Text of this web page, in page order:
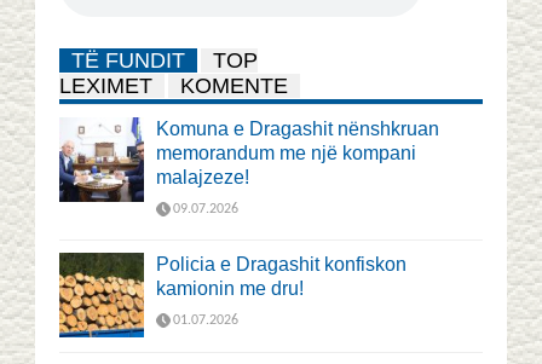
TË FUNDIT
TOP
LEXIMET
KOMENTE
Komuna e Dragashit nënshkruan
memorandum me një kompani
malajzeze!
09.07.2026
Policia e Dragashit konfiskon
kamionin me dru!
01.07.2026